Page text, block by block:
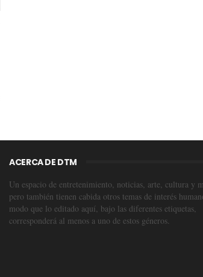
ACERCA DE DTM
Un espacio de entretenimiento, noticias, arte, cultura y
pero también tienen cabida otros temas de interés
modo que lo editado aquí, bajo las diferentes etiquetas,
corresponderá al menos a uno de estos géneros.